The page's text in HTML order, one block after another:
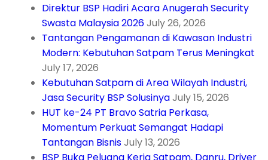
Direktur BSP Hadiri Acara Anugerah Security
Swasta Malaysia 2026July 26, 2026
Tantangan Pengamanan di Kawasan Industri
Modern: Kebutuhan Satpam Terus Meningkat
July 17, 2026
Kebutuhan Satpam di Area Wilayah Industri,
Jasa Security BSP SolusinyaJuly 15, 2026
HUT ke-24 PT Bravo Satria Perkasa,
Momentum Perkuat Semangat Hadapi
Tantangan BisnisJuly 13, 2026